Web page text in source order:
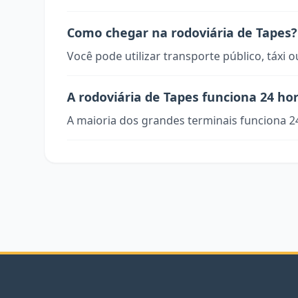
Como chegar na rodoviária de Tapes?
Você pode utilizar transporte público, táxi
A rodoviária de Tapes funciona 24
A maioria dos grandes terminais funciona